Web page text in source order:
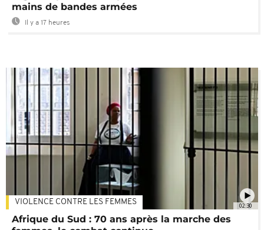
mains de bandes armées
Il y a 17 heures
02:30
VIOLENCE CONTRE LES FEMMES
Afrique du Sud : 70 ans après la marche des